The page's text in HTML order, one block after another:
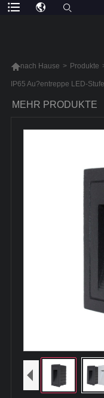
nach Hause > Produkte
IP65 Au?entreppe LED-
MEHR PRODUKTE